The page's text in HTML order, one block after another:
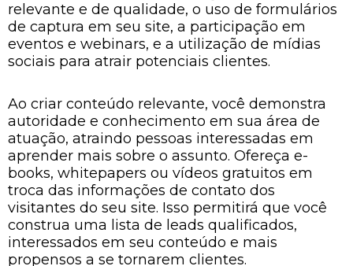
relevante e de qualidade, o uso de formulários
de captura em seu site, a participação em
eventos e webinars, e a utilização de mídias
sociais para atrair potenciais clientes.
Ao criar conteúdo relevante, você demonstra
autoridade e conhecimento em sua área de
atuação, atraindo pessoas interessadas em
aprender mais sobre o assunto. Ofereça e-
books, whitepapers ou vídeos gratuitos em
troca das informações de contato dos
visitantes do seu site. Isso permitirá que você
construa uma lista de leads qualificados,
interessados ​​em seu conteúdo e mais
propensos a se tornarem clientes.